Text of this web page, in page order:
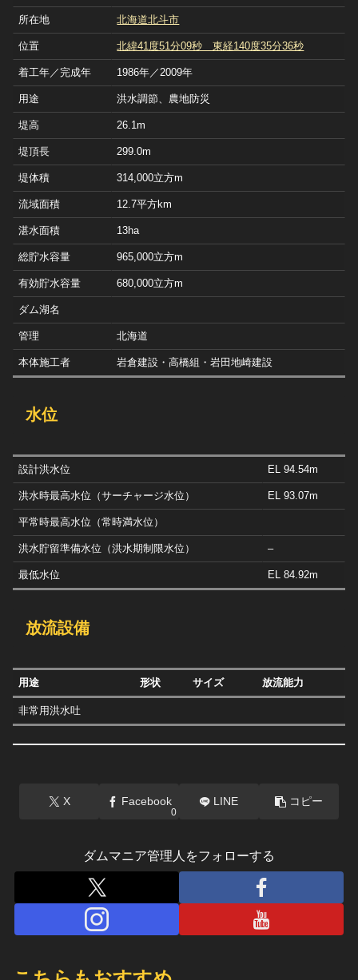
所在地 北海道北斗市
位置 北緯41度51分09秒 東経140度35分36秒
着工年／完成年 1986年／2009年
用途 洪水調節、農地防災
堤高 26.1m
堤頂長 299.0m
堤体積 314,000立方m
流域面積 12.7平方km
湛水面積 13ha
総貯水容量 965,000立方m
有効貯水容量 680,000立方m
ダム湖名
管理 北海道
本体施工者 岩倉建設・高橋組・岩田地崎建設
水位
設計洪水位 EL 94.54m
洪水時最高水位（サーチャージ水位） EL 93.07m
平常時最高水位（常時満水位）
洪水貯留準備水位（洪水期制限水位） –
最低水位 EL 84.92m
放流設備
用途 形状 サイズ 放流能力
非常用洪水吐
X Facebook
0
LINE コピー
ダムマニア管理人をフォローする